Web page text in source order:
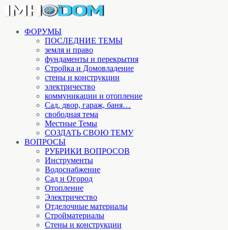
ФОРУМЫ
ПОСЛЕДНИЕ ТЕМЫ
земля и право
фундаменты и перекрытия
Стройка и Домовладение
стены и конструкции
электричество
коммуникации и отопление
Cад, двор, гараж, баня…
свободная тема
Местные Темы
СОЗДАТЬ СВОЮ ТЕМУ
ВОПРОСЫ
РУБРИКИ ВОПРОСОВ
Инструменты
Водоснабжение
Сад и Огород
Отопление
Электричество
Отделочные материалы
Стройматериалы
Стены и конструкции